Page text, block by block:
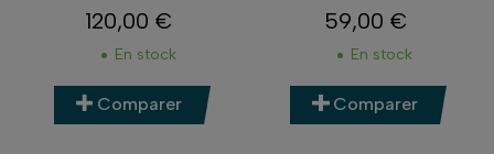
Prix
120,00 €
En stock
Comparer
Prix
59,00 €
En stock
Comparer